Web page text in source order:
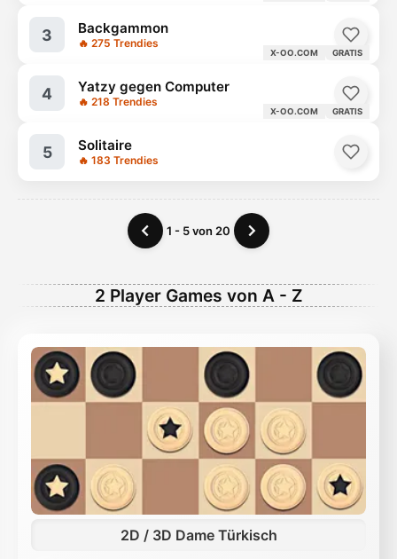
3 Backgammon
🔥 275 Trendies
X-OO.COM GRATIS
4 Yatzy gegen Computer
🔥 218 Trendies
X-OO.COM GRATIS
5 Solitaire
🔥 183 Trendies
1 - 5 von 20
2 Player Games von A - Z
2D / 3D Dame Türkisch